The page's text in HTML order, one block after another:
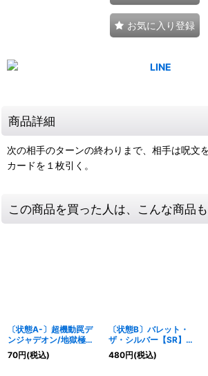
お気に入り登録
商品詳細
次の相手のターンの終わりまで、相手は呪文
カードを１枚引く。
この商品を買った人は、こんな商品
〔状態A-〕超機動罠デ
ンジャデオン/地獄極楽
トラップ黙示録
【MAS】{EX1519/50}
70円(税込)
〔状態B〕バレット・
ザ・シルバー【SR】
{P99/Y17}《無》
480円(税込)